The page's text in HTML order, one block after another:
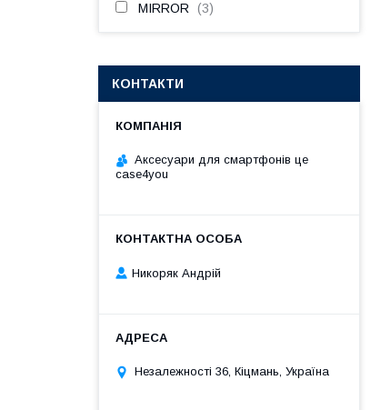
MIRROR 3
КОНТАКТИ
Аксесуари для смартфонів це
case4you
Никоряк Андрій
Незалежності 36, Кіцмань, Україна